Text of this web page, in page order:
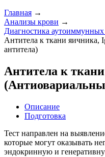
Главная →
Анализы крови →
Диагностика аутоиммунных
Антитела к ткани
антитела)
Антитела к
Описание
Подготовка
Тест направлен на
которые могут оказывать
эндокринную и